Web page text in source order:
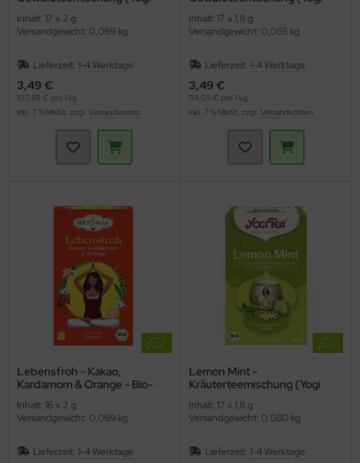
Inhalt: 17 x 2 g
Versandgewicht: 0,069 kg
Lieferzeit: 1-4 Werktage
3,49 €
102,65 € pro 1 kg
inkl. 7 % MwSt. zzgl. Versandkosten
Inhalt: 17 x 1,8 g
Versandgewicht: 0,065 kg
Lieferzeit: 1-4 Werktage
3,49 €
114,05 € pro 1 kg
inkl. 7 % MwSt. zzgl. Versandkosten
Lebensfroh - Kakao,
Kardamom & Orange - Bio-
Inhalt: 16 x 2 g
Versandgewicht: 0,069 kg
Lieferzeit: 1-4 Werktage
Lemon Mint -
Kräuterteemischung (Yogi
Inhalt: 17 x 1,8 g
Versandgewicht: 0,080 kg
Lieferzeit: 1-4 Werktage